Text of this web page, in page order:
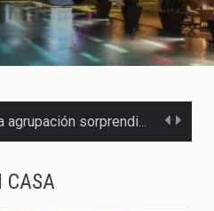
La agrupación sorprendió a los pasajeros de Circular Sur con…
CASA